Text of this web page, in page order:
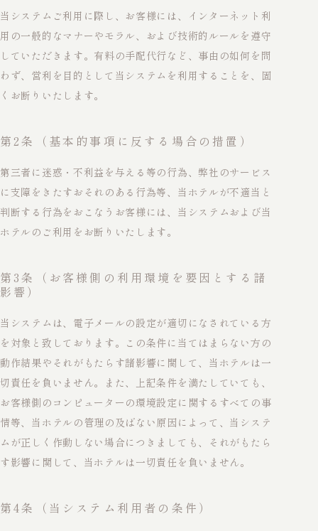
当システムご利用に際し、お客様には、インターネット利
用の一般的なマナーやモラル、および技術的ルールを遵守
していただきます。有料の手配代行など、事由の如何を問
わず、営利を目的として当システムを利用することを、固
くお断りいたします。
第2条（基本的事項に反する場合の措置）
第三者に迷惑・不利益を与える等の行為、弊社のサービス
に支障をきたすおそれのある行為等、当ホテルが不適当と
判断する行為をおこなうお客様には、当システムおよび当
ホテルのご利用をお断りいたします。
第3条（お客様側の利用環境を要因とする諸
影響）
当システムは、電子メールの設定が適切になされている方
を対象と致しております。この条件に当てはまらない方の
動作結果やそれがもたらす諸影響に関して、当ホテルは一
切責任を負いません。また、上記条件を満たしていても、
お客様側のコンピューターの環境設定に関するすべての事
情等、当ホテルの管理の及ばない原因によって、当システ
ムが正しく作動しない場合につきましても、それがもたら
す影響に関して、当ホテルは一切責任を負いません。
第4条（当システム利用者の条件）